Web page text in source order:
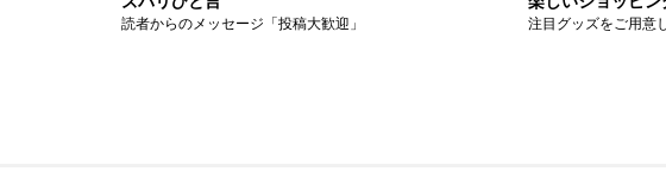
読者からのメッセージ「投稿大歓迎」 注目グッズをご用意